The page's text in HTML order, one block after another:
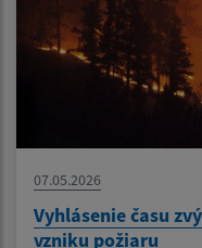
07.05.2026
Vyhlásenie času
vzniku požiaru